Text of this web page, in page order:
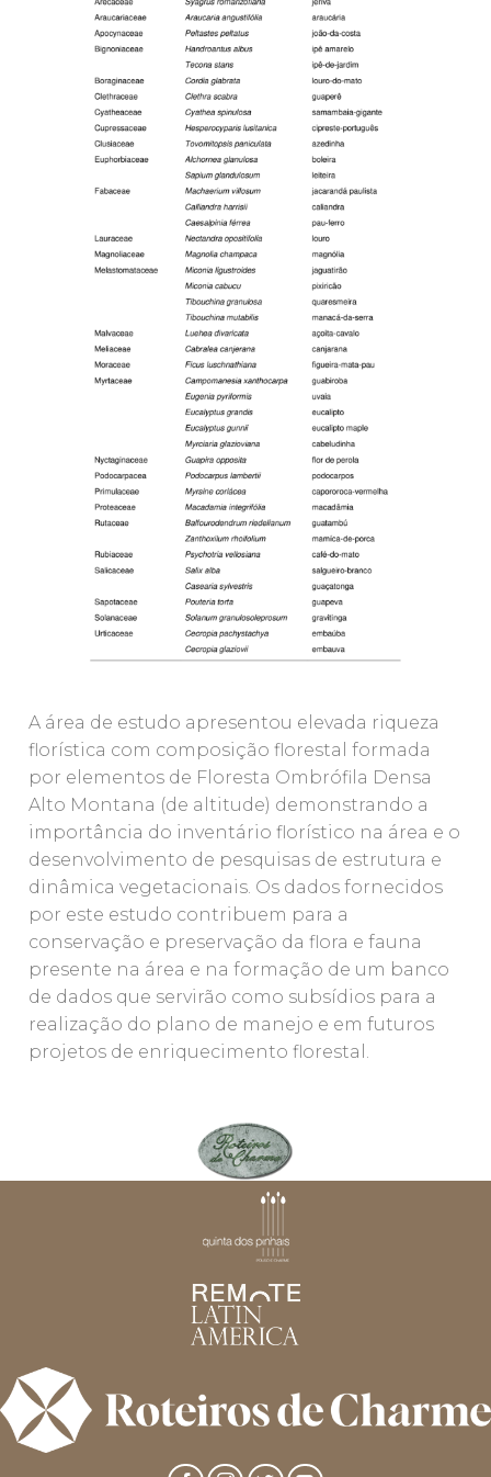
A área de estudo apresentou elevada riqueza
florística com composição florestal formada
por elementos de Floresta Ombrófila Densa
Alto Montana (de altitude) demonstrando a
importância do inventário florístico na área e o
desenvolvimento de pesquisas de estrutura e
dinâmica vegetacionais. Os dados fornecidos
por este estudo contribuem para a
conservação e preservação da flora e fauna
presente na área e na formação de um banco
de dados que servirão como subsídios para a
realização do plano de manejo e em futuros
projetos de enriquecimento florestal.